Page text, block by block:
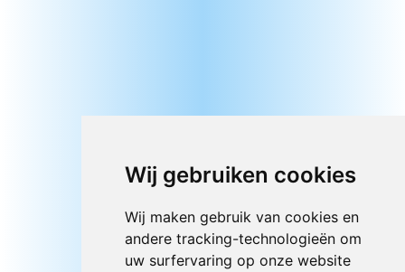
Wij gebruiken cookies
Wij maken gebruik van cookies en
andere tracking-technologieën om
uw surfervaring op onze website